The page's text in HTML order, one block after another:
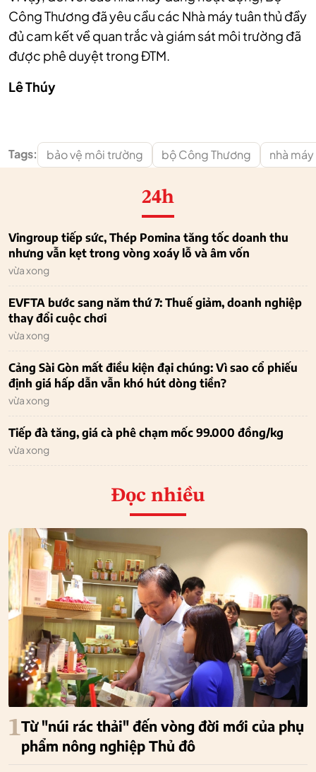
Công Thương đã yêu cầu các Nhà máy tuân thủ đầy
đủ cam kết về quan trắc và giám sát môi trường đã
được phê duyệt trong ĐTM.
Lê Thúy
Tags: bảo vệ môi trường bộ Công Thương nhà
24h
Vingroup tiếp sức, Thép Pomina tăng tốc doanh thu
nhưng vẫn kẹt trong vòng xoáy lỗ và âm vốn
vừa xong
EVFTA bước sang năm thứ 7: Thuế giảm, doanh nghiệp
thay đổi cuộc chơi
vừa xong
Cảng Sài Gòn mất điều kiện đại chúng: Vì sao cổ phiếu
định giá hấp dẫn vẫn khó hút dòng tiền?
vừa xong
Tiếp đà tăng, giá cà phê chạm mốc 99.000 đồng/kg
vừa xong
Đọc nhiều
1Từ "núi rác thải" đến vòng đời mới của phụ
phẩm nông nghiệp Thủ đô